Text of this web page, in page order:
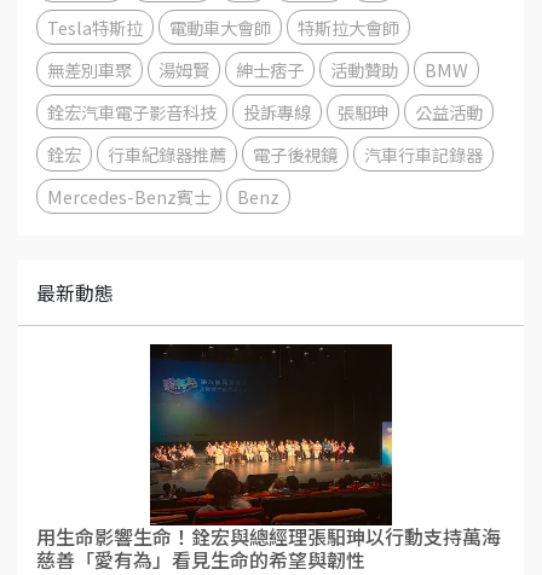
Tesla特斯拉
電動車大會師
特斯拉大會師
無差別車聚
湯姆賢 紳士痞子 活動贊助
BMW
銓宏汽車電子影音科技
投訴專線 張馹珅
公益活動
銓宏
行車紀錄器推薦 電子後視鏡
汽車行車記錄器
Mercedes-Benz賓士
Benz
最新動態
用生命影響生命！銓宏與總經理張馹珅以行動支持萬海
慈善「愛有為」看見生命的希望與韌性